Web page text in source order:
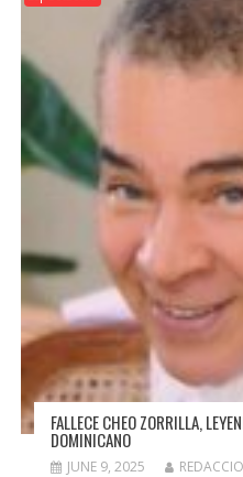
FALLECE CHEO ZORRILLA,
DOMINICANO
JUNE 9, 2025